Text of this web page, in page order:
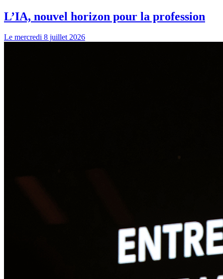
L’IA, nouvel horizon pour la profession
Le mercredi 8 juillet 2026